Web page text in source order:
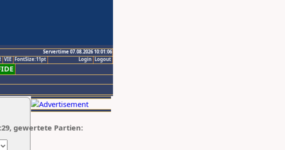
Servertime 07.08.2026 10:01:06
Logout
Login
VIE FontSize:11pt
gewertete Partien: